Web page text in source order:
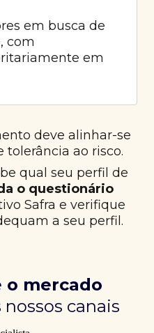
em busca de
com
em
deve alinhar-se
tolerância ao risco.
qual seu perfil de
o questionário
Safra e verifique
a seu perfil.
o mercado
nossos canais